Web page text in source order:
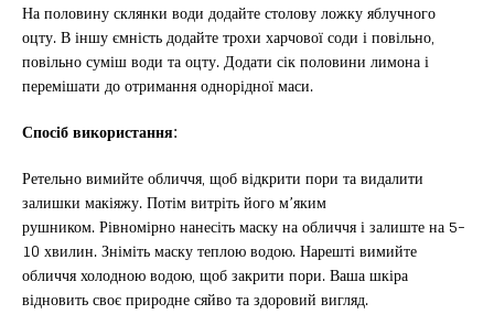
На половину склянки води додайте столову ложку яблучного
оцту. В іншу ємність додайте трохи харчової соди і повільно,
повільно суміш води та оцту. Додати сік половини лимона і
перемішати до отримання однорідної маси.
Спосіб використання:
Ретельно вимийте обличчя, щоб відкрити пори та видалити
залишки макіяжу. Потім витріть його м’яким
рушником. Рівномірно нанесіть маску на обличчя і залиште на 5-
10 хвилин. Зніміть маску теплою водою. Нарешті вимийте
обличчя холодною водою, щоб закрити пори. Ваша шкіра
відновить своє природне сяйво та здоровий вигляд.